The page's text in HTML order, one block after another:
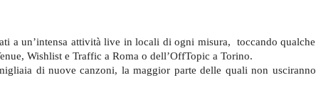
a un’intensa attività live in locali di ogni misura,  toccando qualche
Wishlist e Traffic a Roma o dell’OffTopic a Torino.
di nuove canzoni, la maggior parte delle quali non usciranno